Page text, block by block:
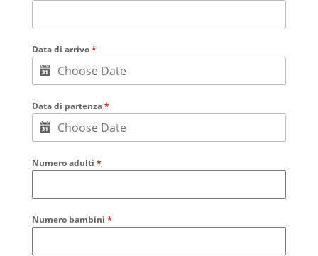
Data di arrivo*
Data di partenza*
Numero adulti *
Numero bambini *